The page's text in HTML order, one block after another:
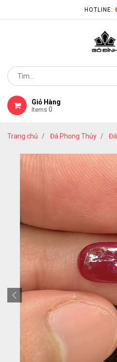
HOTLINE:
Giỏ Hàng
Items 0
Trang chủ Đá Phong Thủy